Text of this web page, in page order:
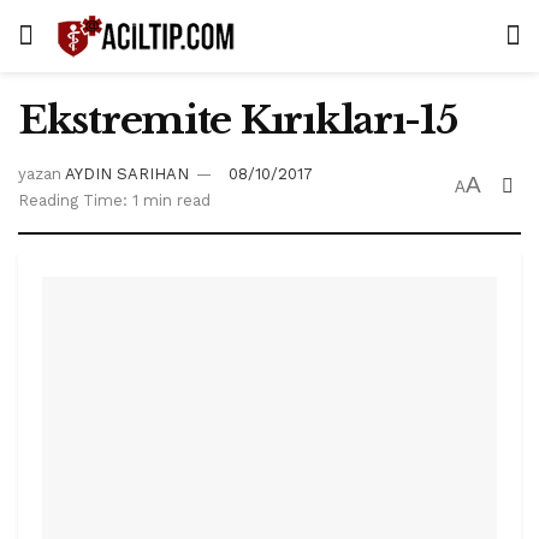
Ekstremite Kırıkları-15
yazan AYDIN SARIHAN
08/10/2017
Reading Time: 1 min read
AA